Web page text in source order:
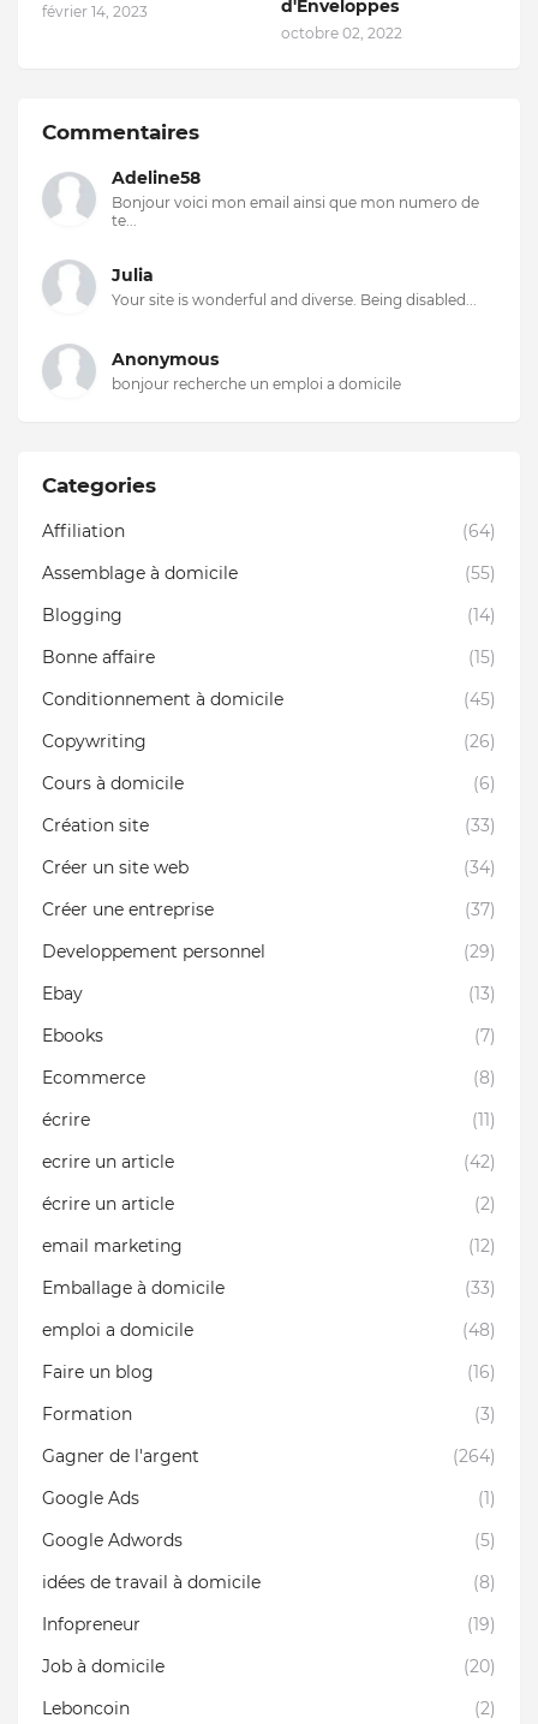
février 14, 2023
d'Enveloppes
octobre 02, 2022
Commentaires
Adeline58
Bonjour voici mon email ainsi que mon numero de
te...
Julia
Your site is wonderful and diverse. Being disabled...
Anonymous
bonjour recherche un emploi a domicile
Categories
Affiliation
(64)
Assemblage à domicile
(55)
Blogging
(14)
Bonne affaire
(15)
Conditionnement à domicile
(45)
Copywriting
(26)
Cours à domicile
(6)
Création site
(33)
Créer un site web
(34)
Créer une entreprise
(37)
Developpement personnel
(29)
Ebay
(13)
Ebooks
(7)
Ecommerce
(8)
écrire
(11)
ecrire un article
(42)
écrire un article
(2)
email marketing
(12)
Emballage à domicile
(33)
emploi a domicile
(48)
Faire un blog
(16)
Formation
(3)
Gagner de l'argent
(264)
Google Ads
(1)
Google Adwords
(5)
idées de travail à domicile
(8)
Infopreneur
(19)
Job à domicile
(20)
Leboncoin
(2)